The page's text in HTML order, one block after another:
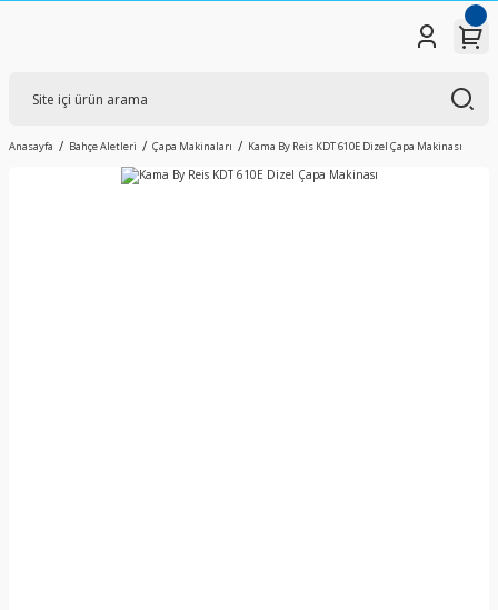
Anasayfa Bahçe Aletleri Çapa Makinaları Kama By Reis KDT 610E Dizel Çapa Makinası